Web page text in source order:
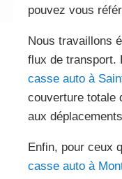
pouvez vous
Nous travaillons
flux de transport.
casse auto à
couverture totale
aux
Enfin, pour ceux
casse auto à